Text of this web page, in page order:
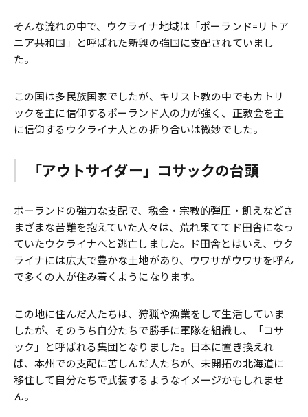
そんな流れの中で、ウクライナ地域は「ポーランド=リトア
ニア共和国」と呼ばれた新興の強国に支配されていまし
た。
この国は多民族国家でしたが、キリスト教の中でもカトリ
ックを主に信仰するポーランド人の力が強く、正教会を主
に信仰するウクライナ人との折り合いは微妙でした。
「アウトサイダー」コサックの台頭
ポーランドの強力な支配で、税金・宗教的弾圧・飢えなどさ
まざまな苦難を抱えていた人々は、荒れ果ててド田舎になっ
ていたウクライナへと逃亡しました。ド田舎とはいえ、ウク
ライナには広大で豊かな土地があり、ウワサがウワサを呼ん
で多くの人が住み着くようになります。
この地に住んだ人たちは、狩猟や漁業をして生活していま
したが、そのうち自分たちで勝手に軍隊を組織し、「コサ
ック」と呼ばれる集団となりました。日本に置き換えれ
ば、本州での支配に苦しんだ人たちが、未開拓の北海道に
移住して自分たちで武装するようなイメージかもしれませ
ん。